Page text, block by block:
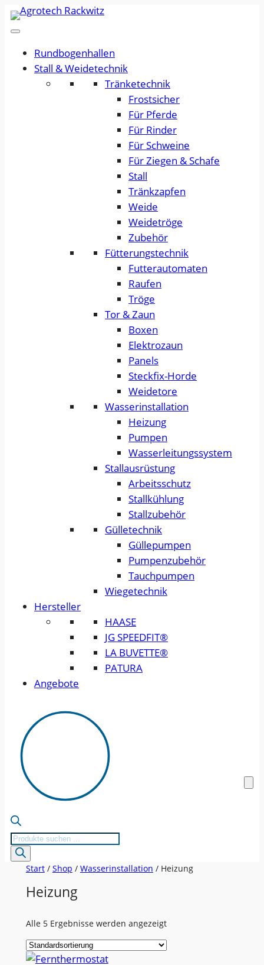
Rundbogenhallen
Stall & Weidetechnik
Tränketechnik
Frostsicher
Für Pferde
Für Rinder
Für Schweine
Für Ziegen & Schafe
Stall
Tränkzapfen
Weide
Weidetröge
Zubehör
Fütterungstechnik
Futterautomaten
Raufen
Tröge
Tor & Zaun
Boxen
Elektrozaun
Panels
Steckfix-Horde
Weidetore
Wasserinstallation
Heizung
Pumpen
Wasserleitungssystem
Stallausrüstung
Arbeitsschutz
Stallkühlung
Stallzubehör
Gülletechnik
Güllepumpen
Pumpenzubehör
Tauchpumpen
Wiegetechnik
Hersteller
HAASE
JG SPEEDFIT®
LA BUVETTE®
PATURA
Angebote
Products
search
Start/ Shop / Wasserinstallation / Heizung
Heizung
Alle 5 Ergebnisse werden angezeigt